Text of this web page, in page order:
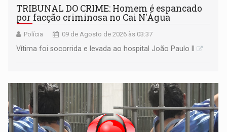
TRIBUNAL DO CRIME: Homem é espancado
por facção criminosa no Cai N'Água
Polícia 09 de Agosto de 2026 às 03:37
Vítima foi socorrida e levada ao hospital João Paulo II